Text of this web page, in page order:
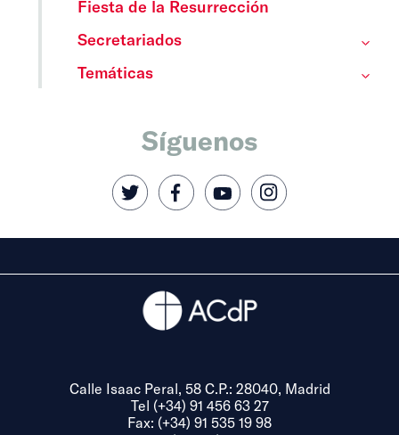
Fiesta de la Resurrección
Secretariados
Temáticas
Síguenos
Calle Isaac Peral, 58 C.P.: 28040, Madrid
Tel (+34) 91 456 63 27
Fax: (+34) 91 535 19 98